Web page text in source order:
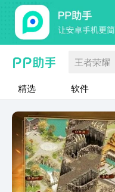
王者荣耀
精选 软件